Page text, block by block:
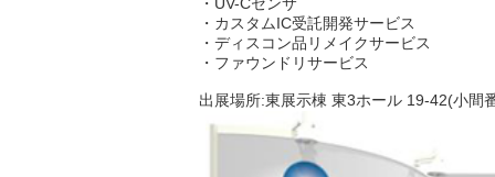
・カスタムIC受託開発サービス
・ディスコン品リメイクサービス
・ファウンドリサービス
出展場所:東展示棟 東3ホール 19-42(小間